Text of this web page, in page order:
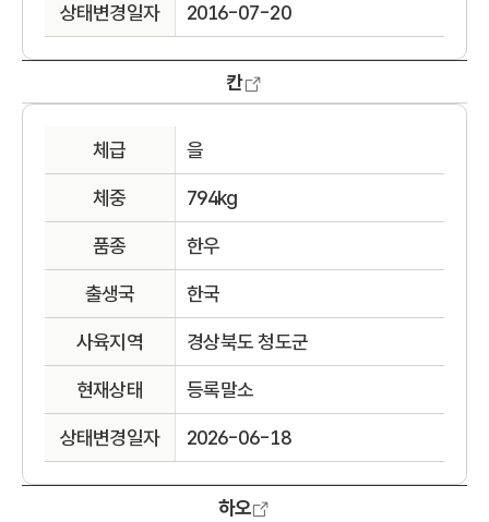
상태변경일자 2016-07-20
칸
체급 을
체중 794kg
품종 한우
출생국 한국
사육지역 경상북도 청도군
현재상태 등록말소
상태변경일자 2026-06-18
하오